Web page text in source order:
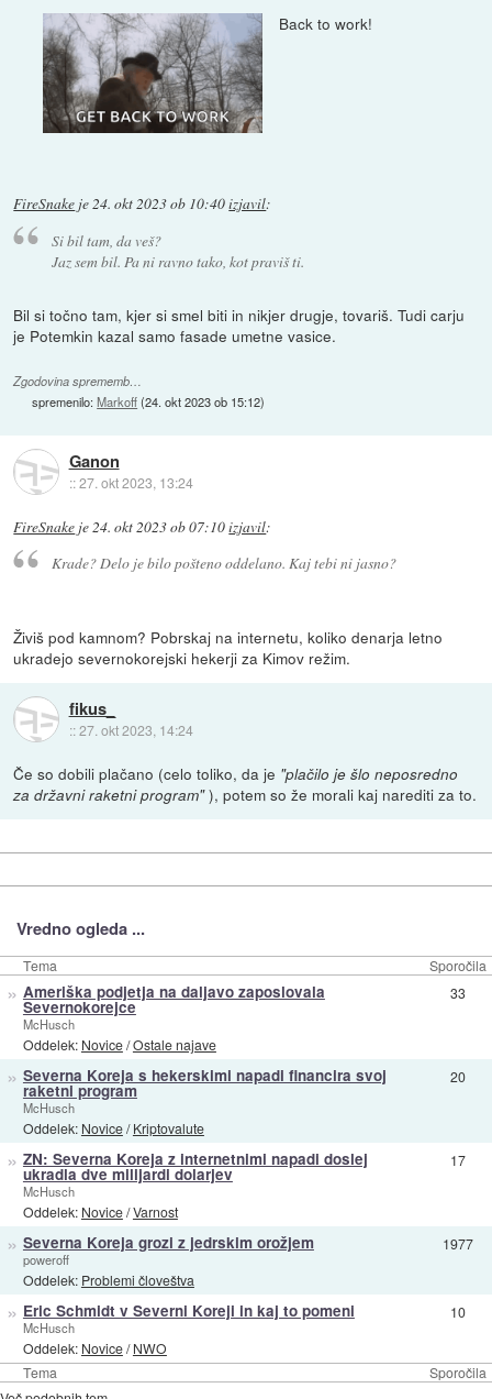
Back to work!
FireSnake je24. okt 2023 ob 10:40izjavil:
Si bil tam, da veš?
Jaz sem bil. Pa ni ravno tako, kot praviš ti.
Bil si točno tam, kjer si smel biti in nikjer drugje, tovariš. Tudi carju
je Potemkin kazal samo fasade umetne vasice.
Zgodovina sprememb…
spremenilo:Markoff(24. okt 2023 ob 15:12)
Ganon
::27. okt 2023, 13:24
FireSnake je24. okt 2023 ob 07:10izjavil:
Krade? Delo je bilo pošteno oddelano. Kaj tebi ni jasno?
Živiš pod kamnom? Pobrskaj na internetu, koliko denarja letno
ukradejo severnokorejski hekerji za Kimov režim.
fikus_
::27. okt 2023, 14:24
Če so dobili plačano (celo toliko, da je "plačilo je šlo neposredno
za državni raketni program"), potem so že morali kaj narediti za to.
Vredno ogleda ...
Tema Sporočila
Tema Sporočila
» Ameriška podjetja na daljavo zaposlovala
Severnokorejce
McHusch
Oddelek: Novice/Ostale najave
33
» Severna Koreja s hekerskimi napadi financira svoj
raketni program
McHusch
Oddelek: Novice/Kriptovalute
20
» ZN: Severna Koreja z internetnimi napadi doslej
ukradla dve milijardi dolarjev
McHusch
Oddelek: Novice/Varnost
17
» Severna Koreja grozi z jedrskim orožjem
poweroff
Oddelek: Problemi človeštva
1977
» Eric Schmidt v Severni Koreji in kaj to pomeni
McHusch
Oddelek: Novice/NWO
10